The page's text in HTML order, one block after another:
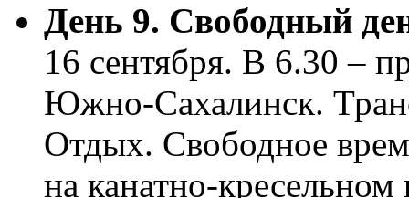
День 9. Свободный
16 сентября. В 6.30 –
Южно-Сахалинск.
Отдых. Свободное
на канатно-